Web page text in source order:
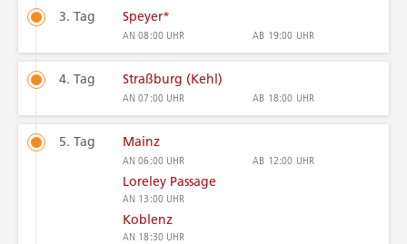
3. Tag Speyer*
AN08:00 UHR AB 19:00 UHR
4. Tag Straßburg (Kehl)
AN07:00 UHR AB 18:00 UHR
5. Tag Mainz
AN06:00 UHR AB 12:00 UHR
Loreley Passage
AN 13:00 UHR
Koblenz
AN 18:30 UHR